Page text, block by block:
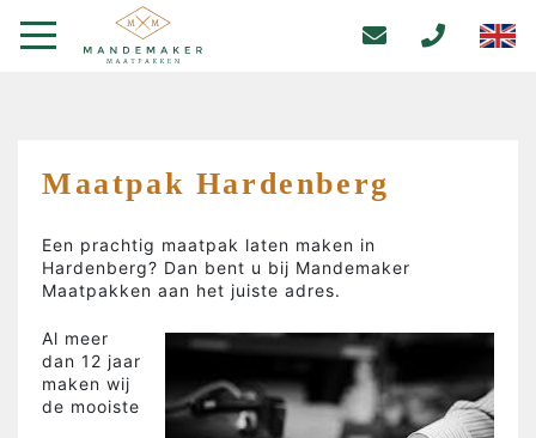
Maatpak Hardenberg
Een prachtig maatpak laten maken in
Hardenberg? Dan bent u bij Mandemaker
Maatpakken aan het juiste adres.
Al meer
dan 12 jaar
maken wij
de mooiste